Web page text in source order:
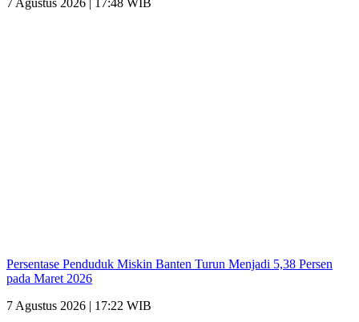
Persentase Penduduk Miskin Banten Turun Menjadi 5,38 Persen
pada Maret 2026
7 Agustus 2026 | 17:22 WIB